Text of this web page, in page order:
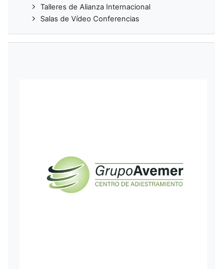
Talleres de Alianza Internacional
Salas de Vídeo Conferencias